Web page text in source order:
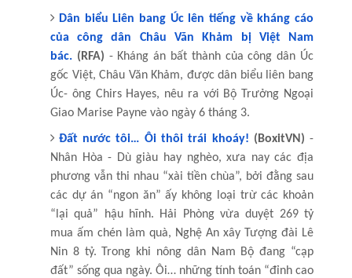
Dân biểu Liên bang Úc lên tiếng về kháng cáo
của công dân Châu Văn Khảm bị Việt Nam
bác.(RFA) - Kháng án bất thành của công dân Úc
gốc Việt, Châu Văn Khảm, được dân biểu liên bang
Úc- ông Chirs Hayes, nêu ra với Bộ Trưởng Ngoại
Giao Marise Payne vào ngày 6 tháng 3.
Đất nước tôi… Ôi thôi trái khoáy! (BoxitVN) -
Nhân Hòa - Dù giàu hay nghèo, xưa nay các địa
phương vẫn thi nhau “xài tiền chùa”, bởi đằng sau
các dự án “ngon ăn” ấy không loại trừ các khoản
“lại quả” hậu hĩnh. Hải Phòng vừa duyệt 269 tỷ
mua ấm chén làm quà, Nghệ An xây Tượng đài Lê
Nin 8 tỷ. Trong khi nông dân Nam Bộ đang “cạp
đất” sống qua ngày. Ôi… những tính toán “đỉnh cao